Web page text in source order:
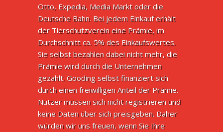
Otto, Expedia, Media Markt oder die
Deutsche Bahn. Bei jedem Einkauf erhält
der Tierschutzverein eine Prämie, im
Durchschnitt ca. 5% des Einkaufswertes.
Sie selbst bezahlen dabei nicht mehr, die
Prämie wird durch die Unternehmen
gezahlt. Gooding selbst finanziert sich
durch einen freiwilligen Anteil der Prämie.
Nutzer müssen sich nicht registrieren und
keine Daten über sich preisgeben. Daher
würden wir uns freuen, wenn Sie Ihre